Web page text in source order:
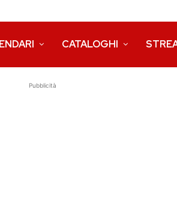
CATALOGHI
Pubblicità